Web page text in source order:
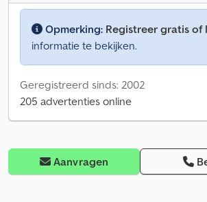
Opmerking: Registreer gratis of
informatie te bekijken.
Geregistreerd sinds: 2002
205 advertenties online
Aanvragen